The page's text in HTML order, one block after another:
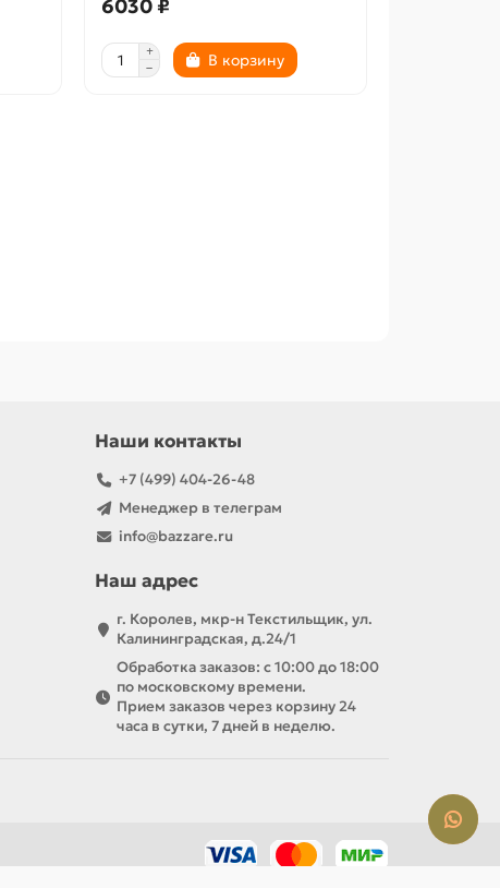
6030 ₽
В корзину
Наши контакты
+7 (499) 404-26-48
Менеджер в телеграм
info@bazzare.ru
Наш адрес
г. Королев, мкр-н Текстильщик, ул.
Калининградская, д.24/1
Обработка заказов: с 10:00 до 18:00
по московскому времени.
Прием заказов через корзину 24
часа в сутки, 7 дней в неделю.